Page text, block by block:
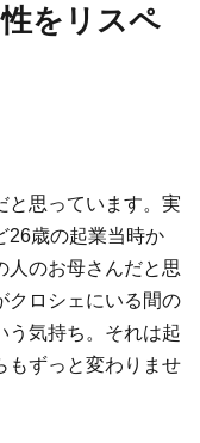
をリスペ
と思っています。実
26歳の起業当時か
人のお母さんだと思
クロシェにいる間の
う気持ち。それは起
もずっと変わりませ